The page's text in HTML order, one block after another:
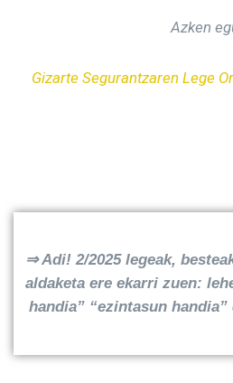
Azken
Gizarte Segurantzaren Lege
⇒ Adi! 2/2025 legeak,
aldaketa ere ekarri zuen:
handia” “ezintasun